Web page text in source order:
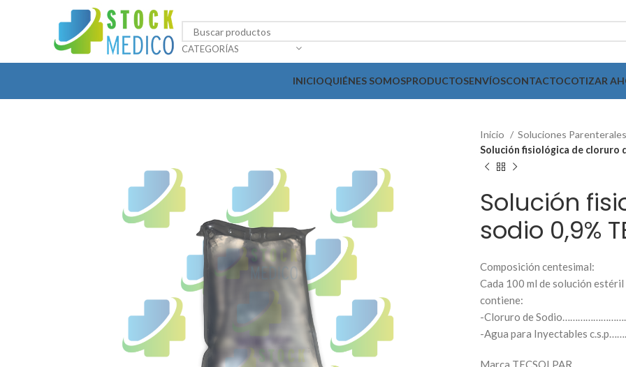
CATEGORÍAS
INICIOQUIÉNES SOMOSPRODUCTOSENVÍOSCONTACTOCOTIZAR
Inicio
Soluciones
Solución fisiológica de cloruro
Solución
sodio 0,9%
Composición centesimal:
Cada 100 ml de solución
contiene:
-Cloruro de
-Agua para Inyectables
Marca TECSOLPAR